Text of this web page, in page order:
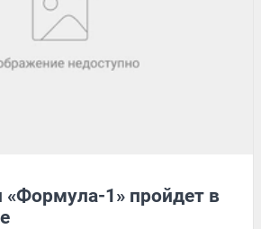
«Формула-1» пройдет в